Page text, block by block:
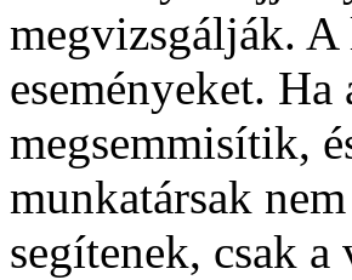
megvizsgálják.
eseményeket.
megsemmisítik,
munkatársak
segítenek, csak